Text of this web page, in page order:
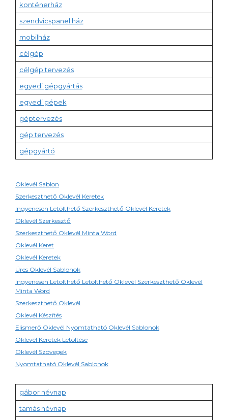
konténerház
szendvicspanel ház
mobilház
célgép
célgép tervezés
egyedi gépgyártás
egyedi gépek
géptervezés
gép tervezés
gépgyártó
Oklevél Sablon
Szerkeszthető Oklevél Keretek
Ingyenesen Letölthető Szerkeszthető Oklevél Keretek
Oklevél Szerkesztő
Szerkeszthető Oklevél Minta Word
Oklevél Keret
Oklevél Keretek
Üres Oklevél Sablonok
Ingyenesen Letölthető Letölthető Oklevél Szerkeszthető Oklevél
Minta Word
Szerkeszthető Oklevél
Oklevél Készítés
Elismerő Oklevél Nyomtatható Oklevél Sablonok
Oklevél Keretek Letöltése
Oklevél Szövegek
Nyomtatható Oklevél Sablonok
gábor névnap
tamás névnap